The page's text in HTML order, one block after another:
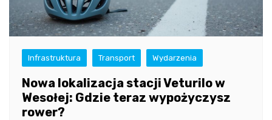
Infrastruktura Transport Wydarzenia
Nowa lokalizacja stacji Veturilo w
Wesołej: Gdzie teraz wypożyczysz
rower?